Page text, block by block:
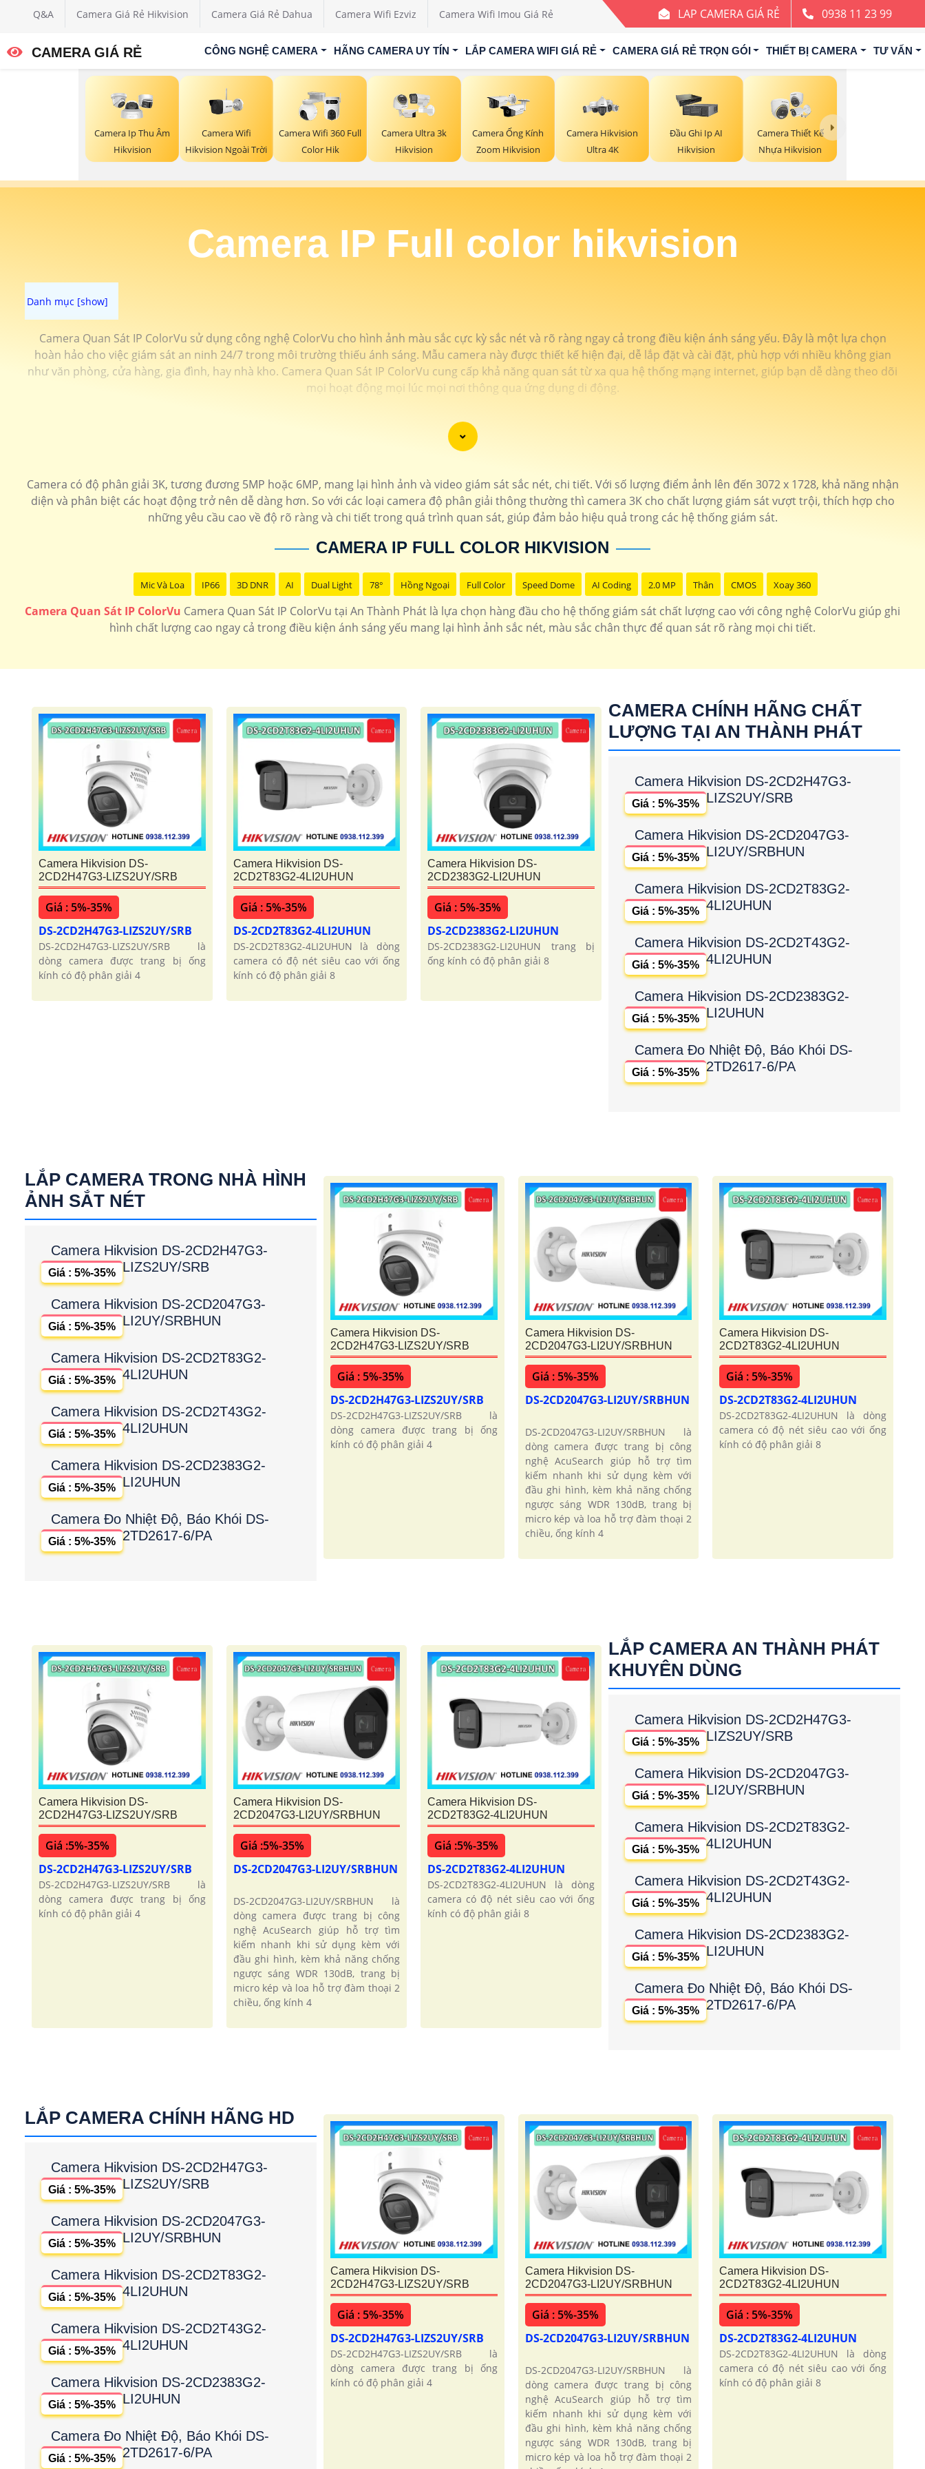
Q&A Camera Giá Rẻ Hikvision Camera Giá Rẻ Dahua Camera Wifi Ezviz Camera Wifi Imou Giá Rẻ LAP CAMERA GIÁ RẺ 0938 11 23 99
CAMERA GIÁ RẺ CÔNG NGHỆ CAMERA HÃNG CAMERA UY TÍN LẮP CAMERA WIFI GIÁ RẺ CAMERA GIÁ RẺ TRỌN GÓI THIẾT BỊ CAMERA TƯ VẤN
Camera Ip Thu Âm
Hikvision
Camera Wifi
Hikvision Ngoài Trời
Camera Wifi 360 Full
Color Hik
Camera Ultra 3k
Hikvision
Camera Ống Kính
Zoom Hikvision
Camera Hikvision
Ultra 4K
Đầu Ghi Ip AI
Hikvision
Camera Thiết Kế
Nhựa Hikvision
Camera IP Full color hikvision
Camera Quan Sát IP ColorVu sử dụng công nghệ ColorVu cho hình ảnh màu sắc cực kỳ sắc nét và rõ ràng ngay cả trong điều kiện ánh sáng yếu. Đây là một lựa chọn
hoàn hảo cho việc giám sát an ninh 24/7 trong môi trường thiếu ánh sáng. Mẫu camera này được thiết kế hiện đại, dễ lắp đặt và cài đặt, phù hợp với nhiều không gian
như văn phòng, cửa hàng, gia đình, hay nhà kho. Camera Quan Sát IP ColorVu cung cấp khả năng quan sát từ xa qua hệ thống mạng internet, giúp bạn dễ dàng theo dõi
mọi hoạt động mọi lúc mọi nơi thông qua ứng dụng di động.
Camera có độ phân giải 3K, tương đương 5MP hoặc 6MP, mang lại hình ảnh và video giám sát sắc nét, chi tiết. Với số lượng điểm ảnh lên đến 3072 x 1728, khả năng nhận
diện và phân biệt các hoạt động trở nên dễ dàng hơn. So với các loại camera độ phân giải thông thường thì camera 3K cho chất lượng giám sát vượt trội, thích hợp cho
những yêu cầu cao về độ rõ ràng và chi tiết trong quá trình quan sát, giúp đảm bảo hiệu quả trong các hệ thống giám sát.
CAMERA IP FULL COLOR HIKVISION
Mic Và Loa IP66 3D DNR AI Dual Light 78° Hồng Ngoại Full Color Speed Dome AI Coding 2.0 MP Thân CMOS Xoay 360
Camera Quan Sát IP ColorVu Camera Quan Sát IP ColorVu tại An Thành Phát là lựa chọn hàng đầu cho hệ thống giám sát chất lượng cao với công nghệ ColorVu giúp ghi
hình chất lượng cao ngay cả trong điều kiện ánh sáng yếu mang lại hình ảnh sắc nét, màu sắc chân thực để quan sát rõ ràng mọi chi tiết.
Camera Hikvision DS-
2CD2H47G3-LIZS2UY/SRB
Giá : 5%-35%
DS-2CD2H47G3-LIZS2UY/SRB
DS-2CD2H47G3-LIZS2UY/SRB là
dòng camera được trang bị ống
kính có độ phân giải 4
Camera Hikvision DS-
2CD2T83G2-4LI2UHUN
Giá : 5%-35%
DS-2CD2T83G2-4LI2UHUN
DS-2CD2T83G2-4LI2UHUN là dòng
camera có độ nét siêu cao với ống
kính có độ phân giải 8
Camera Hikvision DS-
2CD2383G2-LI2UHUN
Giá : 5%-35%
DS-2CD2383G2-LI2UHUN
DS-2CD2383G2-LI2UHUN trang bị
ống kính có độ phân giải 8
CAMERA CHÍNH HÃNG CHẤT
LƯỢNG TẠI AN THÀNH PHÁT
Camera Hikvision DS-2CD2H47G3-
LIZS2UY/SRB
Giá : 5%-35%
Camera Hikvision DS-2CD2047G3-
LI2UY/SRBHUN
Giá : 5%-35%
Camera Hikvision DS-2CD2T83G2-
4LI2UHUN
Giá : 5%-35%
Camera Hikvision DS-2CD2T43G2-
4LI2UHUN
Giá : 5%-35%
Camera Hikvision DS-2CD2383G2-
LI2UHUN
Giá : 5%-35%
Camera Đo Nhiệt Độ, Báo Khói DS-
2TD2617-6/PA
Giá : 5%-35%
LẮP CAMERA TRONG NHÀ HÌNH
ẢNH SẮT NÉT
Camera Hikvision DS-2CD2H47G3-
LIZS2UY/SRB
Giá : 5%-35%
Camera Hikvision DS-2CD2047G3-
LI2UY/SRBHUN
Giá : 5%-35%
Camera Hikvision DS-2CD2T83G2-
4LI2UHUN
Giá : 5%-35%
Camera Hikvision DS-2CD2T43G2-
4LI2UHUN
Giá : 5%-35%
Camera Hikvision DS-2CD2383G2-
LI2UHUN
Giá : 5%-35%
Camera Đo Nhiệt Độ, Báo Khói DS-
2TD2617-6/PA
Giá : 5%-35%
Camera Hikvision DS-
2CD2H47G3-LIZS2UY/SRB
Giá : 5%-35%
DS-2CD2H47G3-LIZS2UY/SRB
DS-2CD2H47G3-LIZS2UY/SRB là
dòng camera được trang bị ống
kính có độ phân giải 4
Camera Hikvision DS-
2CD2047G3-LI2UY/SRBHUN
Giá : 5%-35%
DS-2CD2047G3-LI2UY/SRBHUN
DS-2CD2047G3-LI2UY/SRBHUN là
dòng camera được trang bị công
nghệ AcuSearch giúp hỗ trợ tìm
kiếm nhanh khi sử dụng kèm với
đầu ghi hình, kèm khả năng chống
ngược sáng WDR 130dB, trang bị
micro kép và loa hỗ trợ đàm thoại 2
chiều, ống kính 4
Camera Hikvision DS-
2CD2T83G2-4LI2UHUN
Giá : 5%-35%
DS-2CD2T83G2-4LI2UHUN
DS-2CD2T83G2-4LI2UHUN là dòng
camera có độ nét siêu cao với ống
kính có độ phân giải 8
Camera Hikvision DS-
2CD2H47G3-LIZS2UY/SRB
Giá :5%-35%
DS-2CD2H47G3-LIZS2UY/SRB
DS-2CD2H47G3-LIZS2UY/SRB là
dòng camera được trang bị ống
kính có độ phân giải 4
Camera Hikvision DS-
2CD2047G3-LI2UY/SRBHUN
Giá :5%-35%
DS-2CD2047G3-LI2UY/SRBHUN
DS-2CD2047G3-LI2UY/SRBHUN là
dòng camera được trang bị công
nghệ AcuSearch giúp hỗ trợ tìm
kiếm nhanh khi sử dụng kèm với
đầu ghi hình, kèm khả năng chống
ngược sáng WDR 130dB, trang bị
micro kép và loa hỗ trợ đàm thoại 2
chiều, ống kính 4
Camera Hikvision DS-
2CD2T83G2-4LI2UHUN
Giá :5%-35%
DS-2CD2T83G2-4LI2UHUN
DS-2CD2T83G2-4LI2UHUN là dòng
camera có độ nét siêu cao với ống
kính có độ phân giải 8
LẮP CAMERA AN THÀNH PHÁT
KHUYÊN DÙNG
Camera Hikvision DS-2CD2H47G3-
LIZS2UY/SRB
Giá : 5%-35%
Camera Hikvision DS-2CD2047G3-
LI2UY/SRBHUN
Giá : 5%-35%
Camera Hikvision DS-2CD2T83G2-
4LI2UHUN
Giá : 5%-35%
Camera Hikvision DS-2CD2T43G2-
4LI2UHUN
Giá : 5%-35%
Camera Hikvision DS-2CD2383G2-
LI2UHUN
Giá : 5%-35%
Camera Đo Nhiệt Độ, Báo Khói DS-
2TD2617-6/PA
Giá : 5%-35%
LẮP CAMERA CHÍNH HÃNG HD
Camera Hikvision DS-2CD2H47G3-
LIZS2UY/SRB
Giá : 5%-35%
Camera Hikvision DS-2CD2047G3-
LI2UY/SRBHUN
Giá : 5%-35%
Camera Hikvision DS-2CD2T83G2-
4LI2UHUN
Giá : 5%-35%
Camera Hikvision DS-2CD2T43G2-
4LI2UHUN
Giá : 5%-35%
Camera Hikvision DS-2CD2383G2-
LI2UHUN
Giá : 5%-35%
Camera Đo Nhiệt Độ, Báo Khói DS-
2TD2617-6/PA
Giá : 5%-35%
Camera Hikvision DS-
2CD2H47G3-LIZS2UY/SRB
Giá : 5%-35%
DS-2CD2H47G3-LIZS2UY/SRB
DS-2CD2H47G3-LIZS2UY/SRB là
dòng camera được trang bị ống
kính có độ phân giải 4
Camera Hikvision DS-
2CD2047G3-LI2UY/SRBHUN
Giá : 5%-35%
DS-2CD2047G3-LI2UY/SRBHUN
DS-2CD2047G3-LI2UY/SRBHUN là
dòng camera được trang bị công
nghệ AcuSearch giúp hỗ trợ tìm
kiếm nhanh khi sử dụng kèm với
đầu ghi hình, kèm khả năng chống
ngược sáng WDR 130dB, trang bị
micro kép và loa hỗ trợ đàm thoại 2
Camera Hikvision DS-
2CD2T83G2-4LI2UHUN
Giá : 5%-35%
DS-2CD2T83G2-4LI2UHUN
DS-2CD2T83G2-4LI2UHUN là dòng
camera có độ nét siêu cao với ống
kính có độ phân giải 8